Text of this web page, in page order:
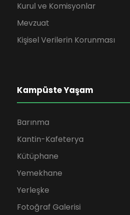
Kurul ve Komisyonlar
Mevzuat
Kişisel Verilerin Korunması
Kampüste Yaşam
Barınma
Kantin-Kafeterya
Kütüphane
Yemekhane
Yerleşke
Fotoğraf Galerisi